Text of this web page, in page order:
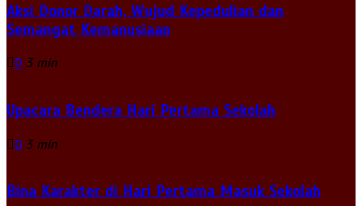
Aksi Donor Darah, Wujud Kepedulian dan
Semangat Kemanusiaan
0 3 min
Upacara Bendera Hari Pertama Sekolah
0 3 min
Bina Karakter di Hari Pertama Masuk Sekolah